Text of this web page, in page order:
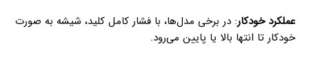
عملکرد خودکار: در برخی مدل‌ها، با فشار کامل کلید، شیشه به صورت
خودکار تا انتها بالا یا پایین می‌رود.